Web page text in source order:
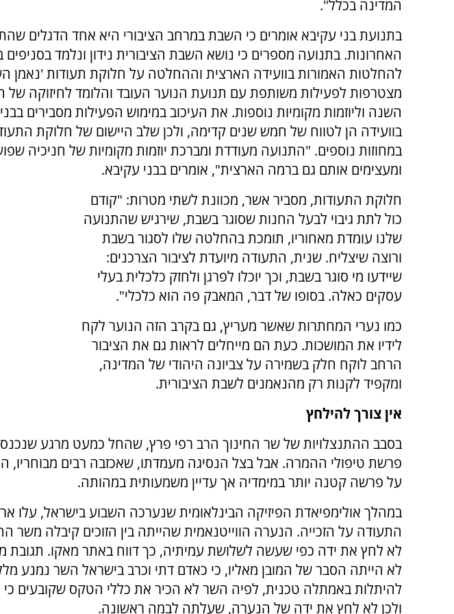
המדינה בכלל".
בתנועת בני עקיבא אומרים כי השבת במרחב הציבורי היא אחד הדגלים
האחרונות. בתנועה מספרים כי נושא השבת הציבורית נידון ונלמד
להחלטות האמורות בוועידה הארצית וההחלטה על חלוקת תעודות 'נאמן
מצטרפות לפעילות משותפת עם תנועת הנוער העובד והלומד לחיזוקה של
השנה וליוזמות מקומיות נוספות. את העיכוב במימוש הפעילות מסבירים
בוועידה הן לטווח של חמש שנים קדימה, ולכן שלב היישום של חלוקת
במחוזות נוספים. "התנועה מעודדת ומברכת יוזמות מקומיות של חניכיה
ומעצימים אותם גם ברמה הארצית", אומרים בבני עקיבא.
חלוקת התעודות, מסביר אשר, מכוונת לשתי מטרות: "קודם
כול לתת גיבוי לבעל החנות שסוגר בשבת, שירגיש שהתנועה
שלנו עומדת מאחוריו, תומכת בהחלטה שלו לסגור בשבת
ורוצה שיצליח. שנית, התעודה מיועדת לציבור הצרכנים:
שיידעו מי סוגר בשבת, וכך יוכלו לפרגן ולחזק כלכלית בעלי
עסקים כאלה. בסופו של דבר, המאבק פה הוא כלכלי".
כמו נערי המחתרות שאשר מעריץ, גם בקרב הזה הנוער לקח
לידיו את המושכות. כעת הם מייחלים לראות גם את הציבור
הרחב לוקח חלק בשמירה על צביונה היהודי של המדינה,
ומקפיד לקנות רק מהנאמנים לשבת הציבורית.
אין צורך להילחץ
בסבב ההתנצלויות של שר החינוך הרב רפי פרץ, שהחל כמעט מרגע
פרשת טיפולי ההמרה. אבל בצל הנסיגה מעמדתו, שאכזבה רבים
על פרשה קטנה יותר במימדיה אך עדיין משמעותית במהותה.
במהלך אולימפיאדת הפיזיקה הבינלאומית שנערכה השבוע בישראל, עלו
התעודה על הזכייה. הנערה הווייטנאמית שהייתה בין הזוכים קיבלה משר
לא לחץ את ידה כפי שעשה לשלושת עמיתיה, כך דווח באתר מאקו. תגובת
לא הייתה הסבר של המובן מאליו, כי כאדם דתי וכרב בישראל השר נמנע
להיתלות באמתלה טכנית, לפיה השר לא הכיר את כללי הטקס שקובעים כי
ולכן לא לחץ את ידה של הנערה, שעלתה לבמה ראשונה.